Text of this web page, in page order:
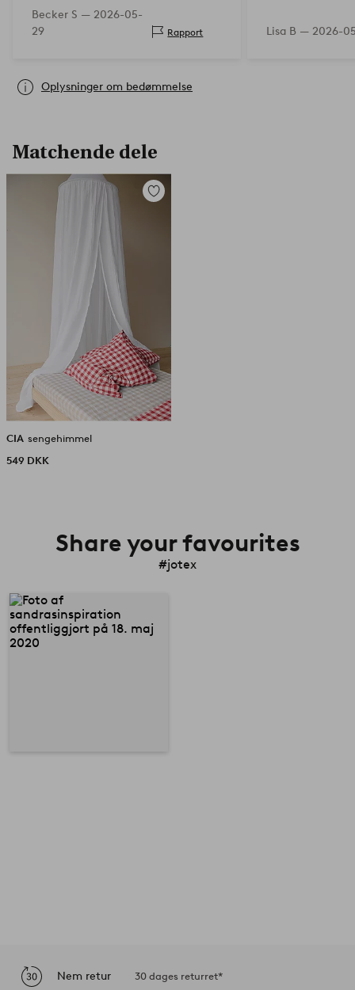
Becker S — 2026-05-
29
Rapport Lisa B — 2026-
Oplysninger om bedømmelse
Matchende dele
Tilføj
CIA sengehimmel
549 DKK
Share your favourites
#jotex
Nem retur 30 dages returret*